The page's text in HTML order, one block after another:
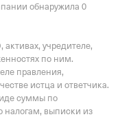
обнаружила 0
учредителе,
по ним.
правления,
истца и ответчика.
суммы по
налогам, выписки из